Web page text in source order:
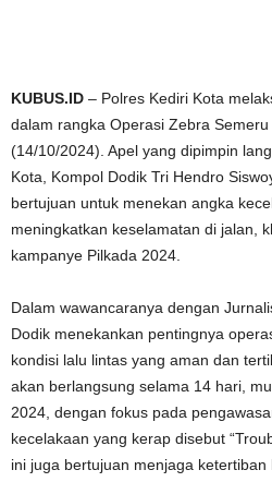
KUBUS.ID – Polres Kediri Kota
dalam rangka Operasi Zebra Semeru
(14/10/2024). Apel yang dipimpin
Kota, Kompol Dodik Tri Hendro
bertujuan untuk menekan angka
meningkatkan keselamatan di jalan,
kampanye Pilkada 2024.
Dalam wawancaranya dengan
Dodik menekankan pentingnya
kondisi lalu lintas yang aman dan
akan berlangsung selama 14 hari,
2024, dengan fokus pada
kecelakaan yang kerap disebut
ini juga bertujuan menjaga